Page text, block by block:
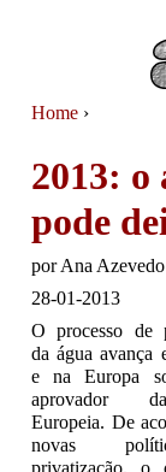
You are here
Home ›
2013: o
pode
porAna Azevedo
28-01-2013
O processo de
da água avança
e na Europa
aprovador
Europeia. De
novas
privatização, o